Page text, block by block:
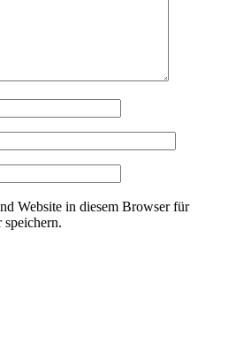
Website in diesem Browser für
speichern.